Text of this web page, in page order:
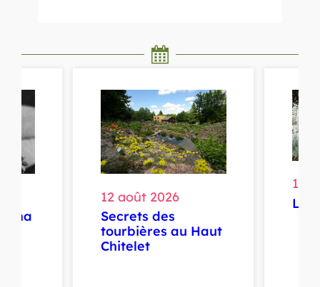
12 août 2026
Secrets des
tourbières au Haut
Chitelet
14
La